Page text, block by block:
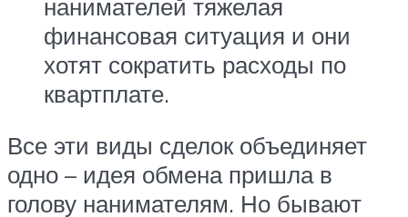
нанимателей тяжелая
финансовая ситуация и они
хотят сократить расходы по
квартплате.
Все эти виды сделок объединяет
одно – идея обмена пришла в
голову нанимателям. Но бывают